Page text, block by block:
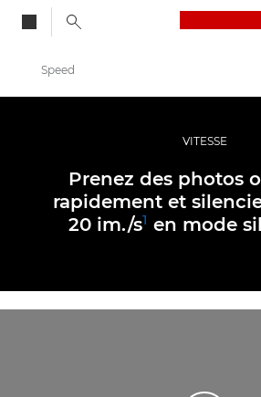
Appareils photo numériques
EOS R6
Speed
VITESSE
Prenez des photos
rapidement et
20 im./s1 en mode